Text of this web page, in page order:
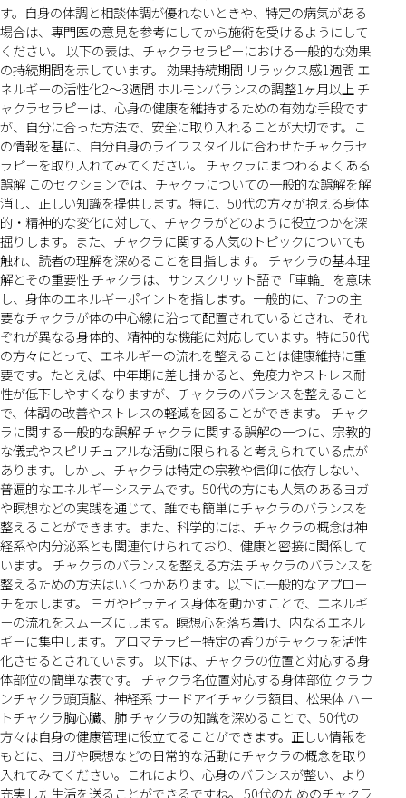
す。自身の体調と相談体調が優れないときや、特定の病気がある
場合は、専門医の意見を参考にしてから施術を受けるようにして
ください。 以下の表は、チャクラセラピーにおける一般的な効果
の持続期間を示しています。 効果持続期間 リラックス感1週間 エ
ネルギーの活性化2〜3週間 ホルモンバランスの調整1ヶ月以上 チ
ャクラセラピーは、心身の健康を維持するための有効な手段です
が、自分に合った方法で、安全に取り入れることが大切です。こ
の情報を基に、自分自身のライフスタイルに合わせたチャクラセ
ラピーを取り入れてみてください。 チャクラにまつわるよくある
誤解 このセクションでは、チャクラについての一般的な誤解を解
消し、正しい知識を提供します。特に、50代の方々が抱える身体
的・精神的な変化に対して、チャクラがどのように役立つかを深
掘りします。また、チャクラに関する人気のトピックについても
触れ、読者の理解を深めることを目指します。 チャクラの基本理
解とその重要性 チャクラは、サンスクリット語で「車輪」を意味
し、身体のエネルギーポイントを指します。一般的に、7つの主
要なチャクラが体の中心線に沿って配置されているとされ、それ
ぞれが異なる身体的、精神的な機能に対応しています。特に50代
の方々にとって、エネルギーの流れを整えることは健康維持に重
要です。たとえば、中年期に差し掛かると、免疫力やストレス耐
性が低下しやすくなりますが、チャクラのバランスを整えること
で、体調の改善やストレスの軽減を図ることができます。 チャク
ラに関する一般的な誤解 チャクラに関する誤解の一つに、宗教的
な儀式やスピリチュアルな活動に限られると考えられている点が
あります。しかし、チャクラは特定の宗教や信仰に依存しない、
普遍的なエネルギーシステムです。50代の方にも人気のあるヨガ
や瞑想などの実践を通じて、誰でも簡単にチャクラのバランスを
整えることができます。また、科学的には、チャクラの概念は神
経系や内分泌系とも関連付けられており、健康と密接に関係して
います。 チャクラのバランスを整える方法 チャクラのバランスを
整えるための方法はいくつかあります。以下に一般的なアプロー
チを示します。 ヨガやピラティス身体を動かすことで、エネルギ
ーの流れをスムーズにします。瞑想心を落ち着け、内なるエネル
ギーに集中します。アロマテラピー特定の香りがチャクラを活性
化させるとされています。 以下は、チャクラの位置と対応する身
体部位の簡単な表です。 チャクラ名位置対応する身体部位 クラウ
ンチャクラ頭頂脳、神経系 サードアイチャクラ額目、松果体 ハー
トチャクラ胸心臓、肺 チャクラの知識を深めることで、50代の
方々は自身の健康管理に役立てることができます。正しい情報を
もとに、ヨガや瞑想などの日常的な活動にチャクラの概念を取り
入れてみてください。これにより、心身のバランスが整い、より
充実した生活を送ることができるですね。 50代のためのチャクラ